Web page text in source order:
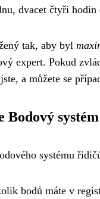
dvacet čtyři hodin
tak, aby byl
expert. Pokud
a můžete se
Bodový
systému
bodů máte v